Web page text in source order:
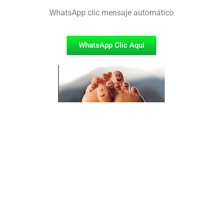
WhatsApp clic mensaje automático
WhatsApp Clic Aquí